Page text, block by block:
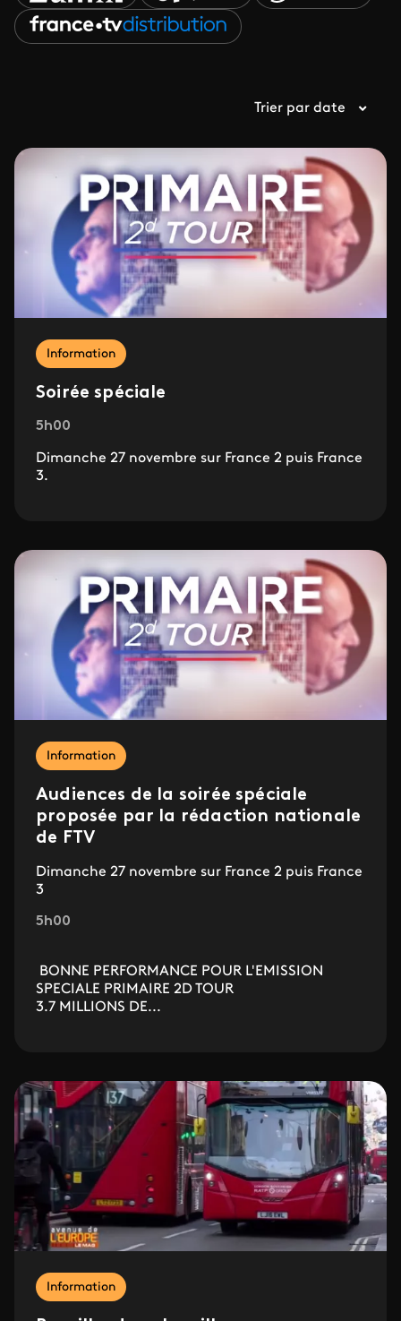
Trier par date
Information
Soirée spéciale
5h00
Dimanche 27 novembre sur France 2 puis France
3.
Information
Audiences de la soirée spéciale
proposée par la rédaction nationale
de FTV
Dimanche 27 novembre sur France 2 puis France
3
5h00
BONNE PERFORMANCE POUR L'EMISSION
SPECIALE PRIMAIRE 2D TOUR
3.7 MILLIONS DE...
Information